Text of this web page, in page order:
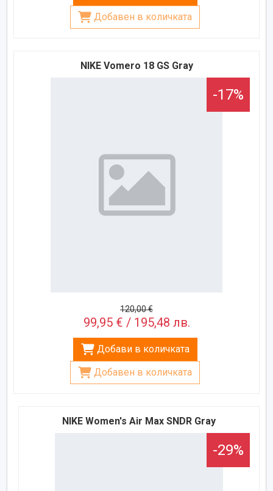
Добавен в количката
NIKE Vomero 18 GS Gray
-17%
120,00 €
99,95 € / 195,48 лв.
Добави в количката
Добавен в количката
NIKE Women's Air Max SNDR Gray
-29%